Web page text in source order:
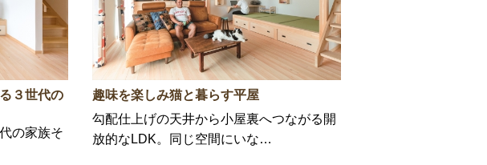
３世代の
の家族そ
趣味を楽しみ猫と暮らす平屋
勾配仕上げの天井から小屋裏へつながる開
放的なLDK。同じ空間にいな…